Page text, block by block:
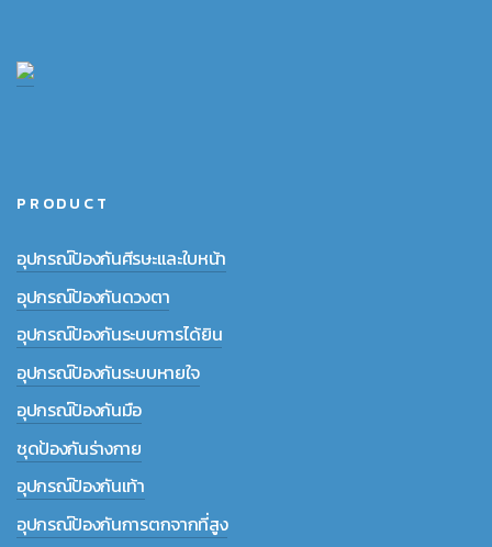
PRODUCT
อุปกรณ์ป้องกันศีรษะและใบหน้า
อุปกรณ์ป้องกันดวงตา
อุปกรณ์ป้องกันระบบการได้ยิน
อุปกรณ์ป้องกันระบบหายใจ
อุปกรณ์ป้องกันมือ
ชุดป้องกันร่างกาย
อุปกรณ์ป้องกันเท้า
อุปกรณ์ป้องกันการตกจากที่สูง